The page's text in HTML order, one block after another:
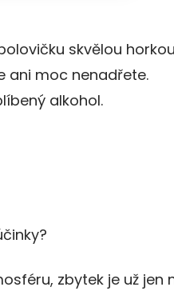
skvělou horkou
ani moc nenadřete.
alkohol.
zbytek je už jen